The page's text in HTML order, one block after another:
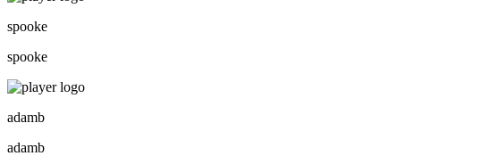
spooke
spooke
adamb
adamb